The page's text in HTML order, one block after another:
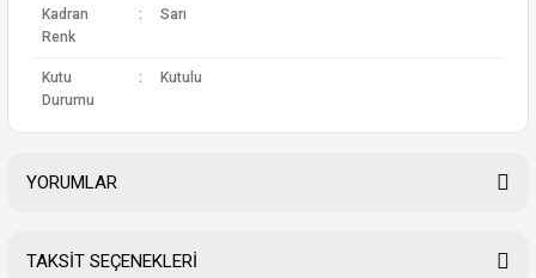
Kadran
Renk
: Sarı
Kutu
Durumu
: Kutulu
YORUMLAR
TAKSİT SEÇENEKLERİ